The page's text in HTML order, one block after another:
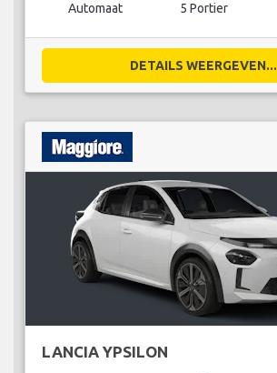
Automaat 5 Portier
DETAILS WEERGEVEN...
LANCIA YPSILON